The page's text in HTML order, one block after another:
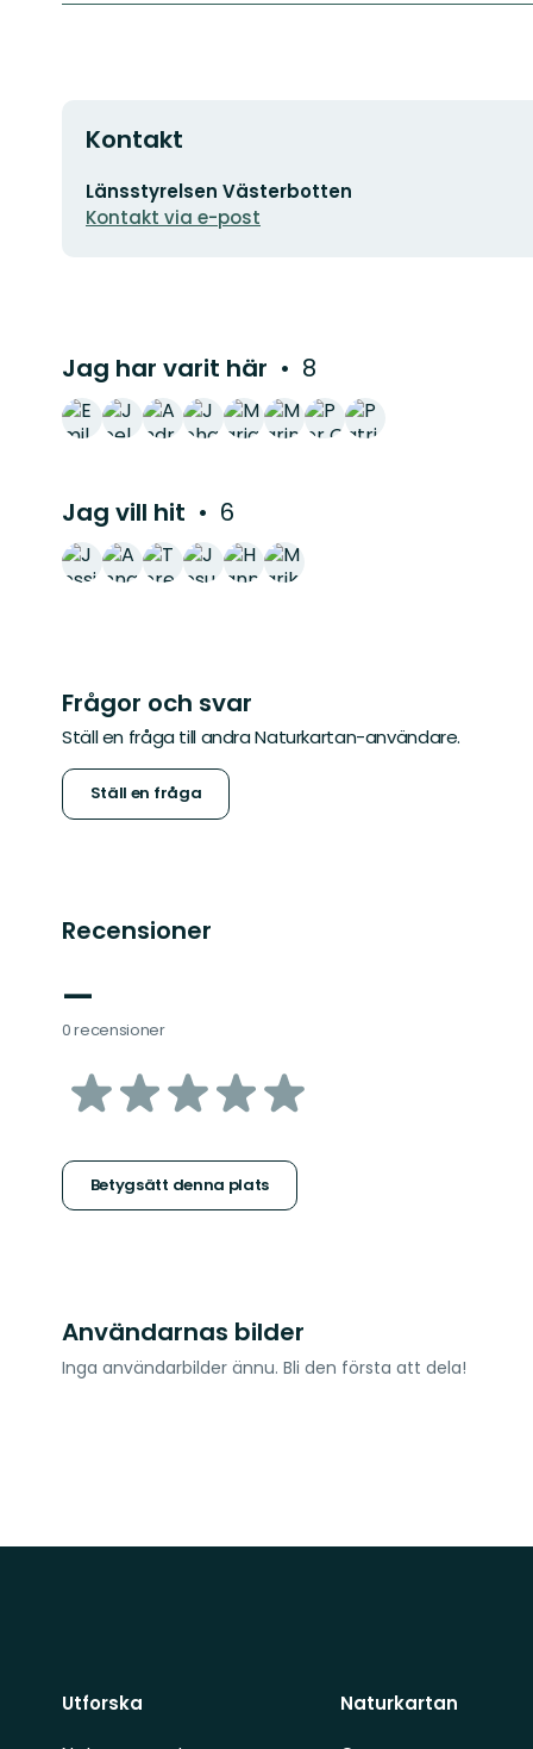
Kontakt
E-
postadress
Länsstyrelsen Västerbotten
Kontakt via e-post
Jag har varit här 8
Jag vill hit 6
Frågor och svar
Ställ en fråga till andra Naturkartan-användare.
Ställ en fråga
Recensioner
—
0 recensioner
av
stjärnor
Betygsätt denna plats
Användarnas bilder
Inga användarbilder ännu. Bli den första att dela!
Utforska
Naturkartan